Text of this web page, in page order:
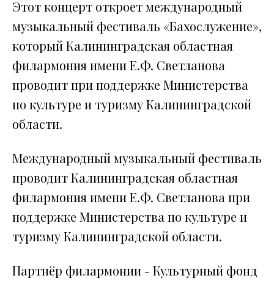
Этот концерт откроет международный
музыкальный фестиваль «Бахослужение»,
который Калининградская областная
филармония имени Е.Ф. Светланова
проводит при поддержке Министерства
по культуре и туризму Калининградской
области.
Международный музыкальный фестиваль
проводит Калининградская областная
филармония имени Е.Ф. Светланова при
поддержке Министерства по культуре и
туризму Калининградской области.
Партнёр филармонии - Культурный фонд